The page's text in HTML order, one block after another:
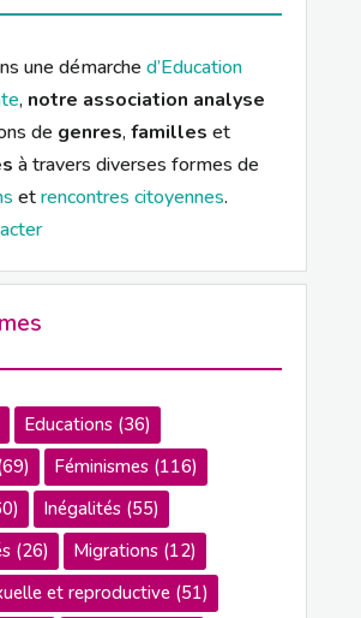
une démarche d’Education
, notre association analyse
de genres,familles et
à travers diverses formes de
etrencontres citoyennes.
Educations(36)
Féminismes(116)
Inégalités(55)
(26) Migrations(12)
et reproductive(51)